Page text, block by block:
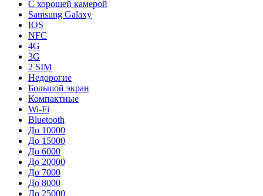
С хорошей камерой
Samsung Galaxy
IOS
NFC
4G
3G
2 SIM
Недорогие
Большой экран
Компактные
Wi-Fi
Bluetooth
До 10000
До 15000
До 6000
До 20000
До 7000
До 8000
До 25000